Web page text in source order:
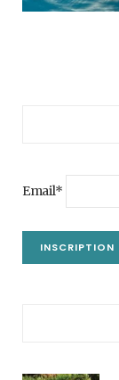
Email*